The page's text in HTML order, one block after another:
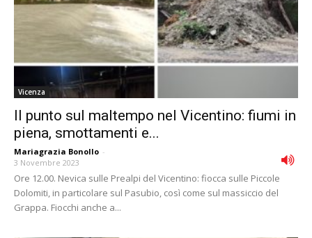
Vicenza
Il punto sul maltempo nel Vicentino: fiumi in
piena, smottamenti e...
Mariagrazia Bonollo -
3 Novembre 2023
Ore 12.00. Nevica sulle Prealpi del Vicentino: fiocca sulle Piccole
Dolomiti, in particolare sul Pasubio, così come sul massiccio del
Grappa. Fiocchi anche a...